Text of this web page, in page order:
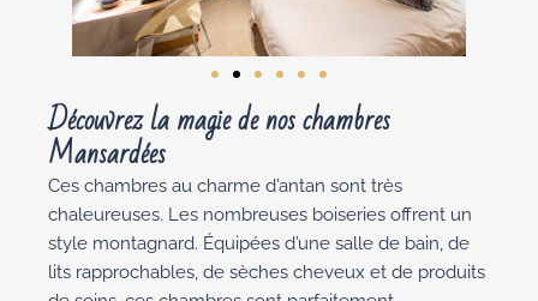
Découvrez la magie de nos chambres
Mansardées
Ces chambres au charme d’antan sont très
chaleureuses. Les nombreuses boiseries offrent un
style montagnard. Équipées d’une salle de bain, de
lits rapprochables, de sèches cheveux et de produits